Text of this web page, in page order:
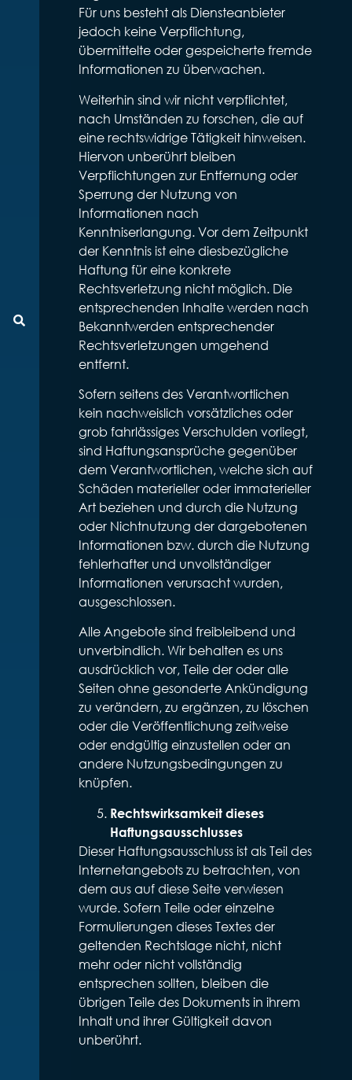
Für uns besteht als Diensteanbieter
jedoch keine Verpflichtung,
übermittelte oder gespeicherte fremde
Informationen zu überwachen.
Weiterhin sind wir nicht verpflichtet,
nach Umständen zu forschen, die auf
eine rechtswidrige Tätigkeit hinweisen.
Hiervon unberührt bleiben
Verpflichtungen zur Entfernung oder
Sperrung der Nutzung von
Informationen nach
Kenntniserlangung. Vor dem Zeitpunkt
der Kenntnis ist eine diesbezügliche
Haftung für eine konkrete
Rechtsverletzung nicht möglich. Die
entsprechenden Inhalte werden nach
Bekanntwerden entsprechender
Rechtsverletzungen umgehend
entfernt.
Sofern seitens des Verantwortlichen
kein nachweislich vorsätzliches oder
grob fahrlässiges Verschulden vorliegt,
sind Haftungsansprüche gegenüber
dem Verantwortlichen, welche sich auf
Schäden materieller oder immaterieller
Art beziehen und durch die Nutzung
oder Nichtnutzung der dargebotenen
Informationen bzw. durch die Nutzung
fehlerhafter und unvollständiger
Informationen verursacht wurden,
ausgeschlossen.
Alle Angebote sind freibleibend und
unverbindlich. Wir behalten es uns
ausdrücklich vor, Teile der oder alle
Seiten ohne gesonderte Ankündigung
zu verändern, zu ergänzen, zu löschen
oder die Veröffentlichung zeitweise
oder endgültig einzustellen oder an
andere Nutzungsbedingungen zu
knüpfen.
Rechtswirksamkeit dieses
Haftungsausschlusses
Dieser Haftungsausschluss ist als Teil des
Internetangebots zu betrachten, von
dem aus auf diese Seite verwiesen
wurde. Sofern Teile oder einzelne
Formulierungen dieses Textes der
geltenden Rechtslage nicht, nicht
mehr oder nicht vollständig
entsprechen sollten, bleiben die
übrigen Teile des Dokuments in ihrem
Inhalt und ihrer Gültigkeit davon
unberührt.